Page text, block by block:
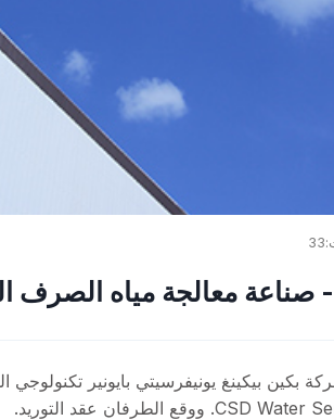
33
معالجة مياه الصرف